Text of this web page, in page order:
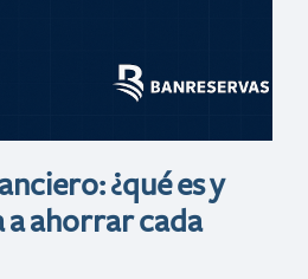
¿qué es y
a ahorrar cada